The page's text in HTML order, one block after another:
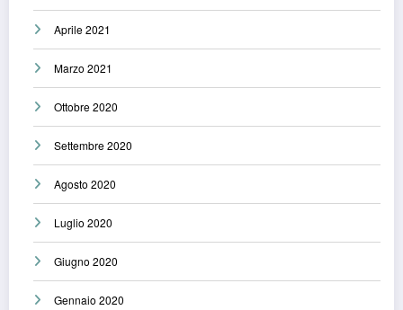
Aprile 2021
Marzo 2021
Ottobre 2020
Settembre 2020
Agosto 2020
Luglio 2020
Giugno 2020
Gennaio 2020